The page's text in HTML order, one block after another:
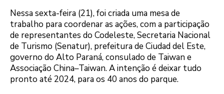
Nessa sexta-feira (21), foi criada uma mesa de
trabalho para coordenar as ações, com a participação
de representantes do Codeleste, Secretaria Nacional
de Turismo (Senatur), prefeitura de Ciudad del Este,
governo do Alto Paraná, consulado de Taiwan e
Associação China–Taiwan. A intenção é deixar tudo
pronto até 2024, para os 40 anos do parque.